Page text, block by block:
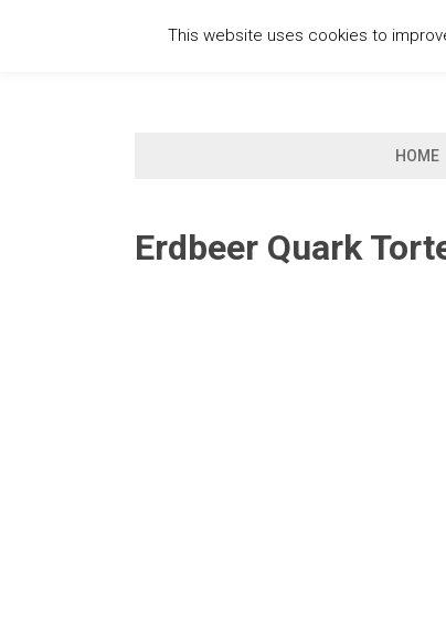
HOME
Erdbeer Quark
This website uses cookies to